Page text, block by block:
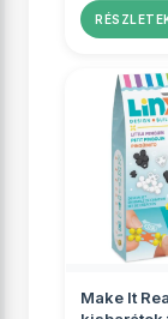
Make It